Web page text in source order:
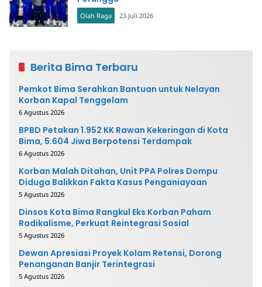
Olah Raga 23 Juli 2026
Berita Bima Terbaru
Pemkot Bima Serahkan Bantuan untuk Nelayan
Korban Kapal Tenggelam
6 Agustus 2026
BPBD Petakan 1.952 KK Rawan Kekeringan di Kota
Bima, 5.604 Jiwa Berpotensi Terdampak
6 Agustus 2026
Korban Malah Ditahan, Unit PPA Polres Dompu
Diduga Balikkan Fakta Kasus Penganiayaan
5 Agustus 2026
Dinsos Kota Bima Rangkul Eks Korban Paham
Radikalisme, Perkuat Reintegrasi Sosial
5 Agustus 2026
Dewan Apresiasi Proyek Kolam Retensi, Dorong
Penanganan Banjir Terintegrasi
5 Agustus 2026